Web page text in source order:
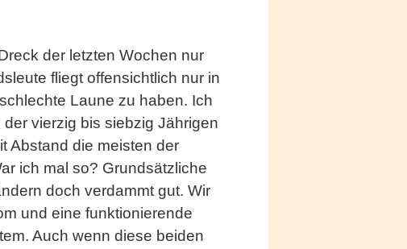
der letzten Wochen nur
fliegt offensichtlich nur in
Laune zu haben. Ich
vierzig bis siebzig Jährigen
Abstand die meisten der
ich mal so? Grundsätzliche
doch verdammt gut. Wir
und eine funktionierende
Auch wenn diese beiden